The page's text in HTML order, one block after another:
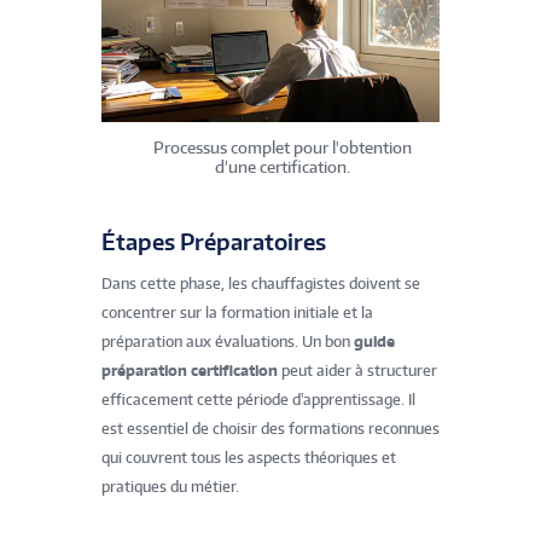
Processus complet pour l'obtention
d'une certification.
Étapes Préparatoires
Dans cette phase, les chauffagistes doivent se
concentrer sur la formation initiale et la
préparation aux évaluations. Un bon guide
préparation certification peut aider à structurer
efficacement cette période d'apprentissage. Il
est essentiel de choisir des formations reconnues
qui couvrent tous les aspects théoriques et
pratiques du métier.